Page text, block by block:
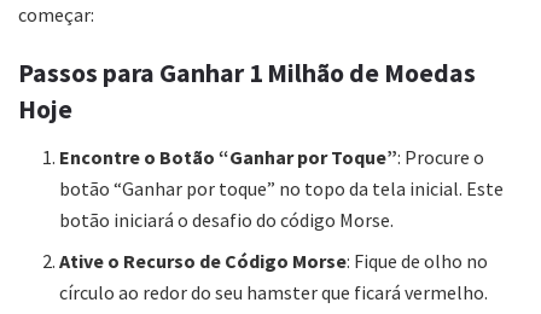
começar:
Passos para Ganhar 1 Milhão de Moedas
Hoje
Encontre o Botão “Ganhar por Toque”: Procure o
botão “Ganhar por toque” no topo da tela inicial. Este
botão iniciará o desafio do código Morse.
Ative o Recurso de Código Morse: Fique de olho no
círculo ao redor do seu hamster que ficará vermelho.